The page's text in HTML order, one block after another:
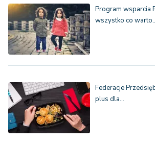
Program wsparcia
wszystko co
Federacje
plus dla…